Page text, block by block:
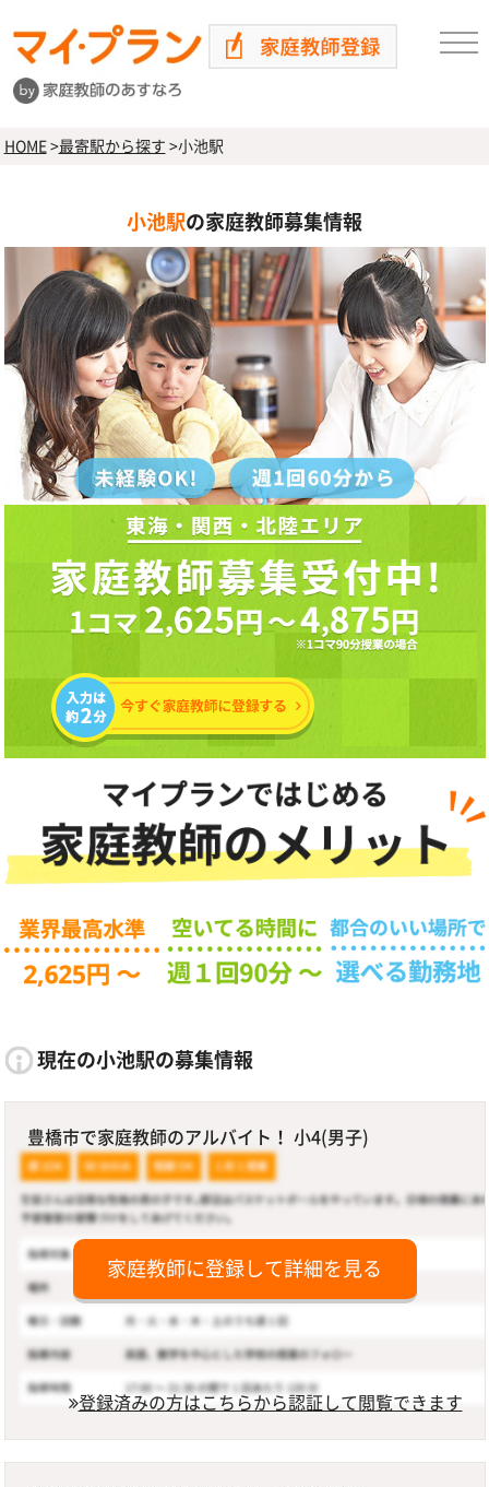
HOME>最寄駅から探す >小池駅
小池駅の家庭教師募集情報
現在の小池駅の募集情報
豊橋市で家庭教師のアルバイト！ 小4(男子)
家庭教師に登録して詳細を見る
登録済みの方はこちらから認証して閲覧できます